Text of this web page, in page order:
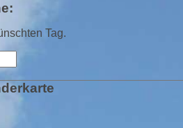
Tag.